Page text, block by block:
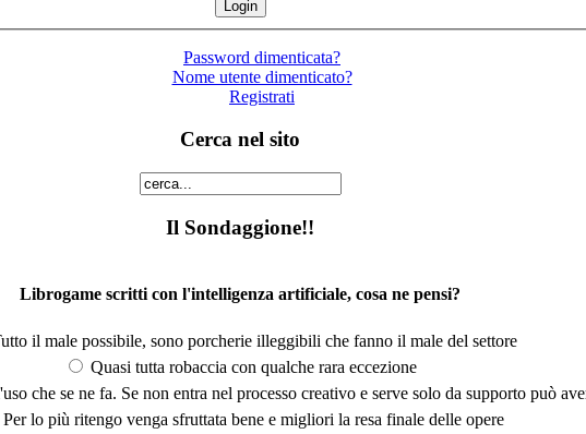
Password dimenticata?
Nome utente dimenticato?
Registrati
Cerca nel sito
Il Sondaggione!!
Librogame scritti con l'intelligenza artificiale, cosa ne pensi?
il male possibile, sono porcherie illeggibili che fanno il male del settore
Quasi tutta robaccia con qualche rara eccezione
che se ne fa. Se non entra nel processo creativo e serve solo da supporto può
Per lo più ritengo venga sfruttata bene e migliori la resa finale delle opere